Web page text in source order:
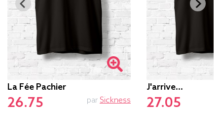
La Fée Pachier
26.75 par Sickness
J'arrive...
27.05